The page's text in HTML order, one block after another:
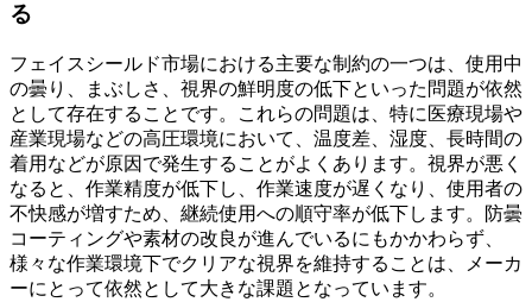
る
フェイスシールド市場における主要な制約の一つは、使用中
の曇り、まぶしさ、視界の鮮明度の低下といった問題が依然
として存在することです。これらの問題は、特に医療現場や
産業現場などの高圧環境において、温度差、湿度、長時間の
着用などが原因で発生することがよくあります。視界が悪く
なると、作業精度が低下し、作業速度が遅くなり、使用者の
不快感が増すため、継続使用への順守率が低下します。防曇
コーティングや素材の改良が進んでいるにもかかわらず、
様々な作業環境下でクリアな視界を維持することは、メーカ
ーにとって依然として大きな課題となっています。